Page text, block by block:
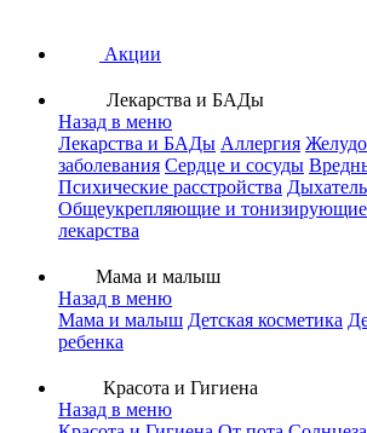
Акции
Лекарства и БАДы
Назад в меню
Лекарства и БАДы Аллергия
заболевания Сердце и сосуды
Психические расстройства
Общеукрепляющие и тонизирующие
лекарства
Мама и малыш
Назад в меню
Мама и малыш Детская косметика
ребенка
Красота и Гигиена
Назад в меню